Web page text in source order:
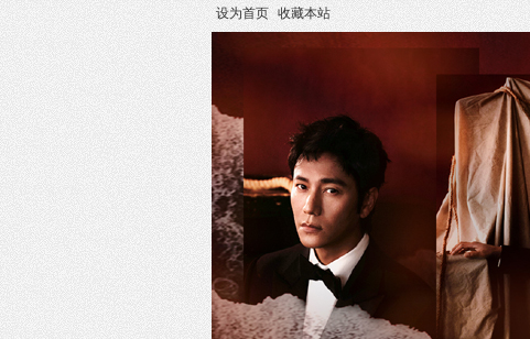
设为首页 收藏本站